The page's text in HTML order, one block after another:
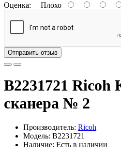
Оценка: Плохо
Отправить отзыв
B2231721 Ricoh
сканера № 2
Производитель: Ricoh
Модель: B2231721
Наличие: Есть в наличии